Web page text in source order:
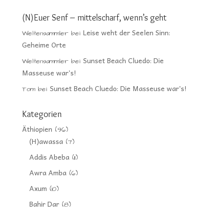
(N)Euer Senf – mittelscharf, wenn’s geht
Weltensammlerbei Leise weht der Seelen Sinn:
Geheime Orte
Weltensammlerbei Sunset Beach Cluedo: Die
Masseuse war’s!
Tombei Sunset Beach Cluedo: Die Masseuse war’s!
Kategorien
Äthiopien (96)
(H)awassa(7)
Addis Abeba(11)
Awra Amba(6)
Axum (10)
Bahir Dar(8)